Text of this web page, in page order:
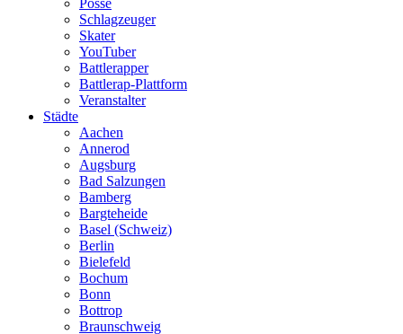
Posse
Schlagzeuger
Skater
YouTuber
Battlerapper
Battlerap-Plattform
Veranstalter
Städte
Aachen
Annerod
Augsburg
Bad Salzungen
Bamberg
Bargteheide
Basel (Schweiz)
Berlin
Bielefeld
Bochum
Bonn
Bottrop
Braunschweig